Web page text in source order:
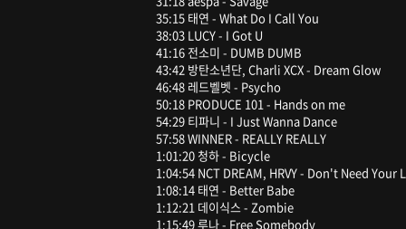
35:15 태연 - What Do I Call You
38:03 LUCY - I Got U
41:16 전소미 - DUMB DUMB
43:42 방탄소년단, Charli XCX - Dream Glow
46:48 레드벨벳 - Psycho
50:18 PRODUCE 101 - Hands on me
54:29 티파니 - I Just Wanna Dance
57:58 WINNER - REALLY REALLY
1:01:20 청하 - Bicycle
1:04:54 NCT DREAM, HRVY - Don't Need Your
1:08:14 태연 - Better Babe
1:12:21 데이식스 - Zombie
1:15:49 루나 - Free Somebody